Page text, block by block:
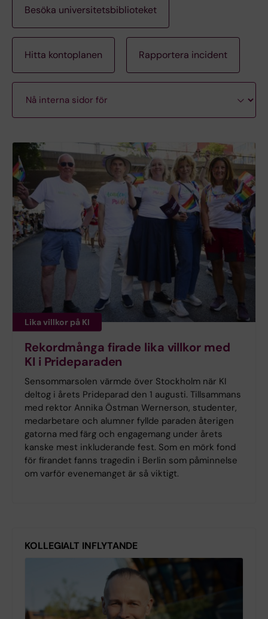
Lika villkor på KI
Rekordmånga firade lika villkor med
KI i Prideparaden
Sensommarsolen värmde över Stockholm när KI
deltog i årets Prideparad den 1 augusti. Tillsammans
med rektor Annika Östman Wernerson, studenter,
medarbetare och alumner fyllde paraden återigen
gatorna med färg och engagemang under årets
kanske mest inkluderande fest. Som en mörk fond
för firandet fanns tragedin i Berlin som påminnelse
om varför evenemanget är så viktigt.
KOLLEGIALT INFLYTANDE
Besöka universitetsbiblioteket
Hitta kontoplanen Rapportera incident